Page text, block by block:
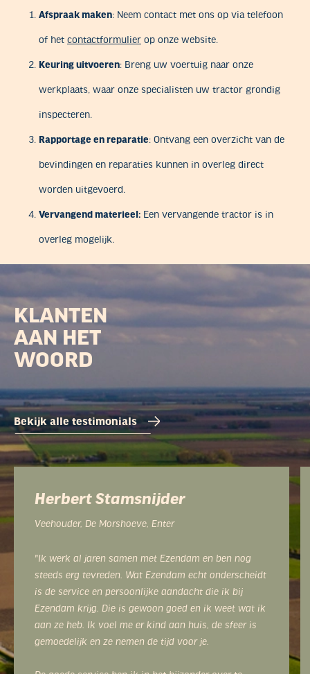
Afspraak maken: Neem contact met ons op via telefoon
of het contactformulier op onze website.
Keuring uitvoeren: Breng uw voertuig naar onze
werkplaats, waar onze specialisten uw tractor grondig
inspecteren.
Rapportage en reparatie: Ontvang een overzicht van de
bevindingen en reparaties kunnen in overleg direct
worden uitgevoerd.
Vervangend materieel: Een vervangende tractor is in
overleg mogelijk.
KLANTEN
AAN HET
WOORD
Bekijk alle testimonials
Rob Mulhof
RM Groenonderhoud en Landschapsbeheer, Notter
“Ik ben zeer tevreden over mijn aankopen bij
Ezendam. Ik was destijds op zoek naar een
watertank om bosplantsoen en bomen water te
kunnen geven in de droge zomermaanden. Deze heb
ik bij Ezendam gekocht en naar wens op maat laten
maken.